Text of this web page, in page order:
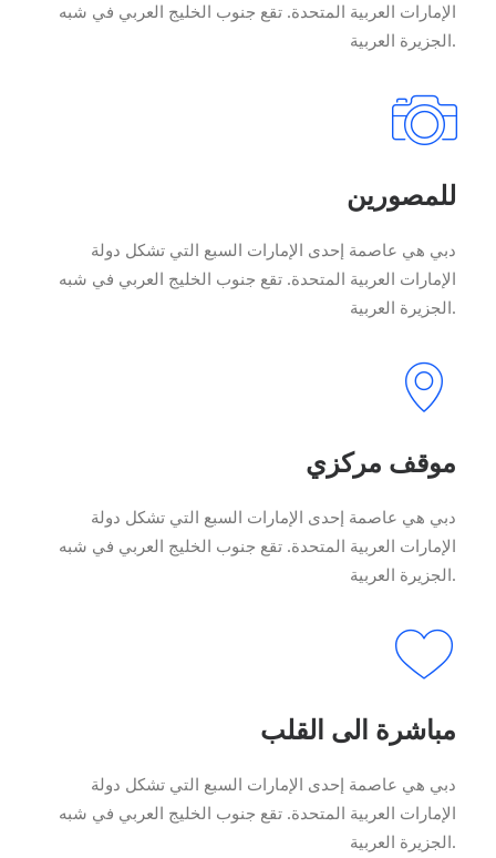
الإمارات العربية المتحدة. تقع جنوب الخليج العربي في شبه
الجزيرة العربية.
للمصورين
دبي هي عاصمة إحدى الإمارات السبع التي تشكل دولة
الإمارات العربية المتحدة. تقع جنوب الخليج العربي في شبه
الجزيرة العربية.
موقف مركزي
دبي هي عاصمة إحدى الإمارات السبع التي تشكل دولة
الإمارات العربية المتحدة. تقع جنوب الخليج العربي في شبه
الجزيرة العربية.
مباشرة الى القلب
دبي هي عاصمة إحدى الإمارات السبع التي تشكل دولة
الإمارات العربية المتحدة. تقع جنوب الخليج العربي في شبه
الجزيرة العربية.